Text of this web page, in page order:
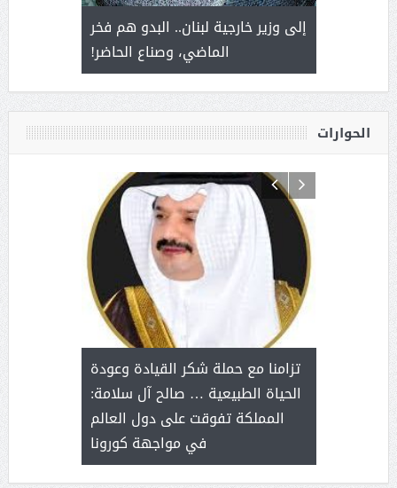
سلمان
إلى وزير خارجية لبنان.. البدو هم فخر
الماضي، وصناع الحاضر!
يحمل
من عشق
الحوارات
مع
بنت
تزامنا مع حملة شكر القيادة وعودة
الحياة الطبيعية … صالح آل سلامة:
المملكة تفوقت على دول العالم
في مواجهة كورونا
آل شرمه:
على برامج
هي أساس